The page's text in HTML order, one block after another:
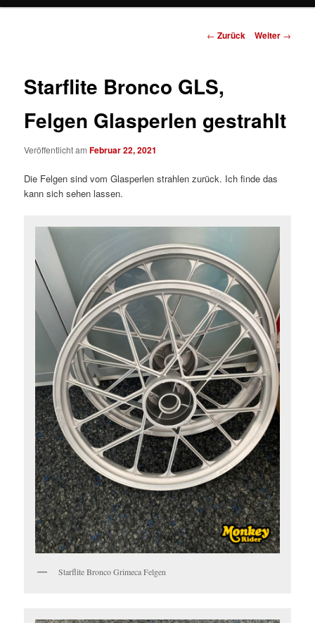
Beitrags-
← Zurück Weiter →
Starflite Bronco GLS,
Felgen Glasperlen gestrahlt
Veröffentlicht amFebruar 22, 2021
Die Felgen sind vom Glasperlen strahlen zurück. Ich finde das
kann sich sehen lassen.
Starflite Bronco Grimeca Felgen